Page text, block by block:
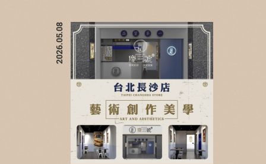
2026.05.08